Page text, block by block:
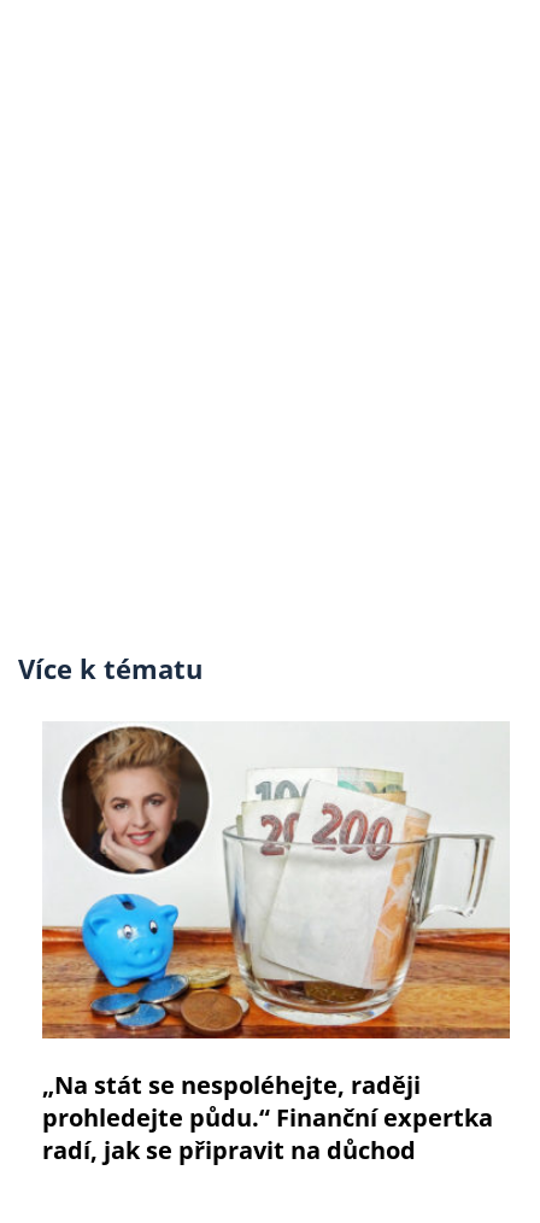
Více k tématu
„Na stát se nespoléhejte, raději
prohledejte půdu.“ Finanční expertka
radí, jak se připravit na důchod